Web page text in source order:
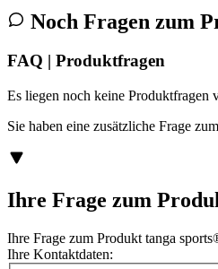
Noch Fragen zum
FAQ | Produktfragen
Es liegen noch keine Produktfragen
Sie haben eine zusätzliche Frage
Ihre Frage zum
Ihre Frage zum Produkt tanga
Ihre Kontaktdaten: